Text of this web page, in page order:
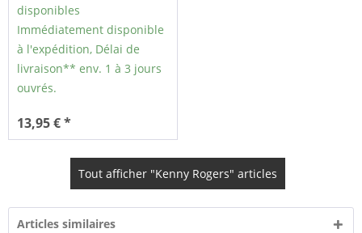
disponibles
Immédiatement disponible
à l'expédition, Délai de
livraison** env. 1 à 3 jours
ouvrés.
13,95 € *
Tout afficher "Kenny Rogers" articles
Articles similaires